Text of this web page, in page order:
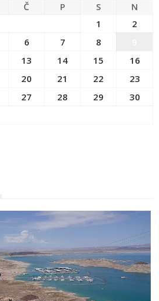
Č P S
N
1
2
6 7 8
13 14 15
16
20 21 22
23
27 28 29
30